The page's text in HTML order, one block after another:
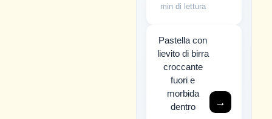
min di lettura
Pastella con
lievito di birra
croccante
fuori e
morbida
dentro
→